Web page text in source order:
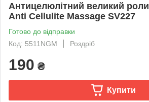
Антицелюлітний великий
Anti Cellulite Massage SV227
Готово до відправки
Код: 5511NGM
Роздріб
190 ₴
Купити